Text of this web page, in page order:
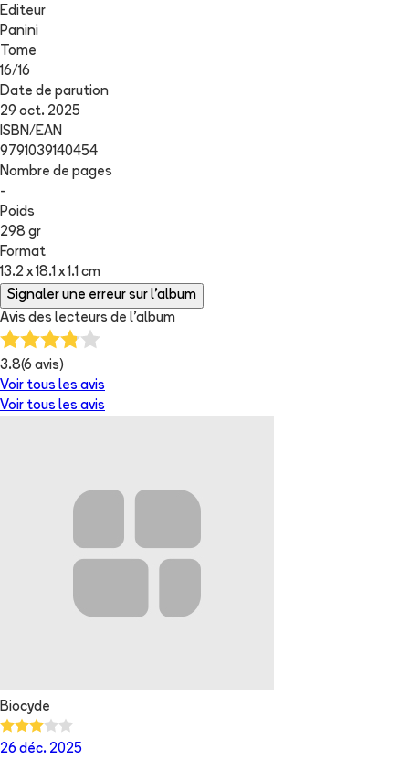
Editeur
Panini
Tome
16/16
Date de parution
29 oct. 2025
ISBN/EAN
9791039140454
Nombre de pages
-
Poids
298 gr
Format
13.2 x 18.1 x 1.1 cm
Signaler une erreur sur l'album
Avis des lecteurs de l'album
3.8(6 avis)
Voir tous les avis
Voir tous les avis
Biocyde
26 déc. 2025